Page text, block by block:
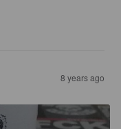
8 years ago